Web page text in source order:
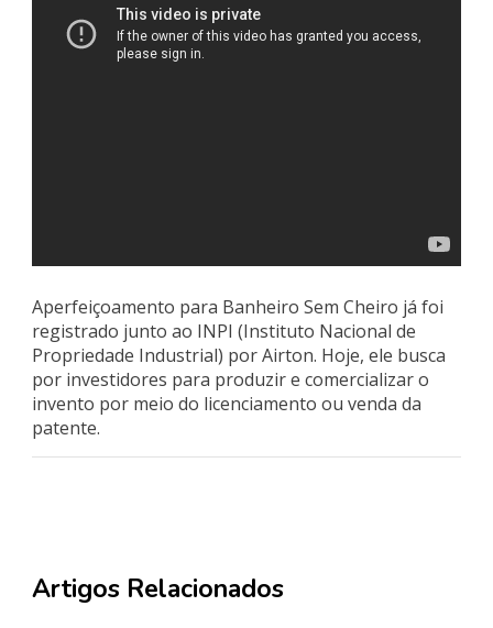
Aperfeiçoamento para Banheiro Sem Cheiro já foi
registrado junto ao INPI (Instituto Nacional de
Propriedade Industrial) por Airton. Hoje, ele busca
por investidores para produzir e comercializar o
invento por meio do licenciamento ou venda da
patente.
Artigos Relacionados